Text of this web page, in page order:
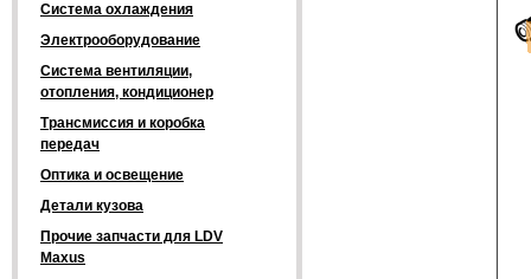
Система охлаждения
Электрооборудование
Система вентиляции,
отопления, кондиционер
Трансмиссия и коробка
передач
Оптика и освещение
Детали кузова
Прочие запчасти для LDV
Maxus